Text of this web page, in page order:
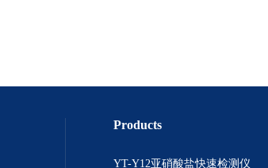
Products
YT-Y12亚硝酸盐快速检测仪